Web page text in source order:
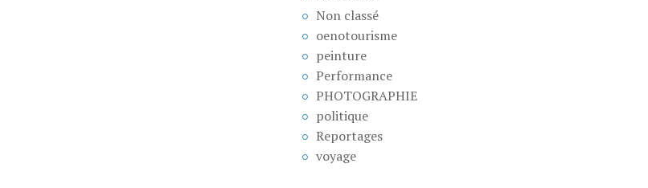
Non classé
oenotourisme
peinture
Performance
PHOTOGRAPHIE
politique
Reportages
voyage